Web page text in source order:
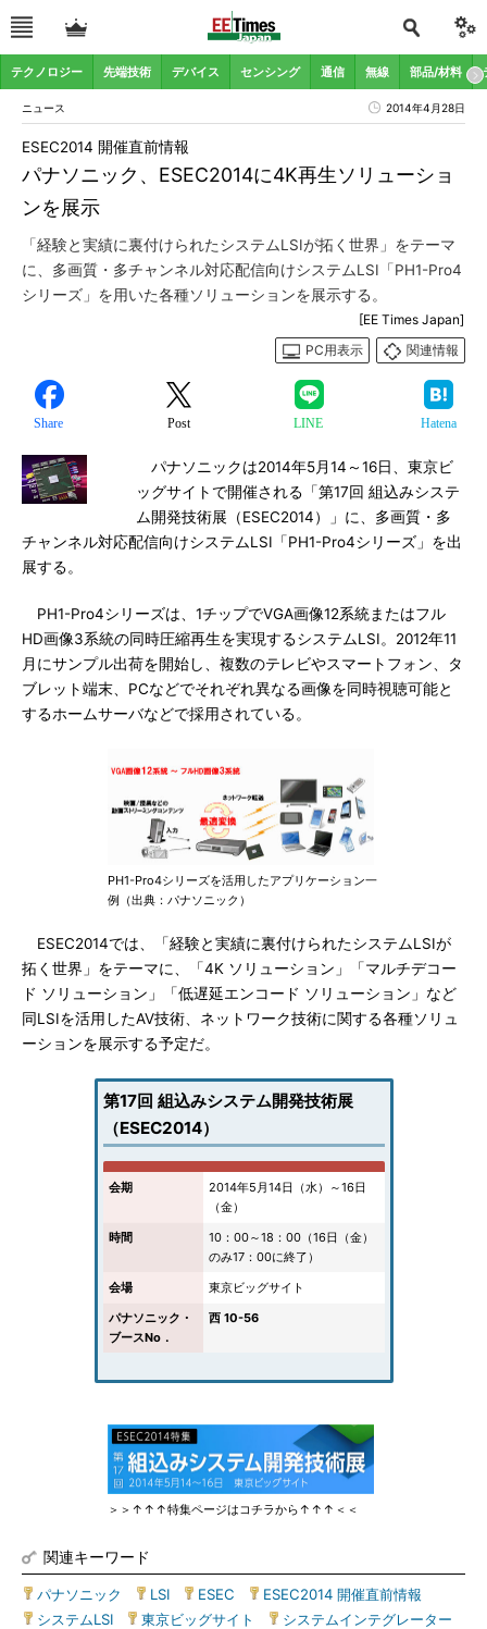
テクノロジー 先端技術 デバイス センシング 通信 無線 部品/材料
ニュース 2014年4月28日
パナソニック、ESEC2014に4K再生ソリューショ
ンを展示
ESEC2014 開催直前情報
「経験と実績に裏付けられたシステムLSIが拓く世界」をテーマ
に、多画質・多チャンネル対応配信向けシステムLSI「PH1-Pro4
シリーズ」を用いた各種ソリューションを展示する。
[EE Times Japan]
PC用表示
関連情報
Share Post LINE Hatena
パナソニックは2014年5月14～16日、東京ビ
ッグサイトで開催される「第17回 組込みシステ
ム開発技術展（ESEC2014）」に、多画質・多
チャンネル対応配信向けシステムLSI「PH1-Pro4シリーズ」を出
展する。
PH1-Pro4シリーズは、1チップでVGA画像12系統またはフル
HD画像3系統の同時圧縮再生を実現するシステムLSI。2012年11
月にサンプル出荷を開始し、複数のテレビやスマートフォン、タ
ブレット端末、PCなどでそれぞれ異なる画像を同時視聴可能と
するホームサーバなどで採用されている。
PH1-Pro4シリーズを活用したアプリケーション一
例（出典：パナソニック）
ESEC2014では、「経験と実績に裏付けられたシステムLSIが
拓く世界」をテーマに、「4K ソリューション」「マルチデコー
ド ソリューション」「低遅延エンコード ソリューション」など
同LSIを活用したAV技術、ネットワーク技術に関する各種ソリュ
ーションを展示する予定だ。
第17回 組込みシステム開発技術展
（ESEC2014）
会期
2014年5月14日（水）～16日
（金）
時間
10：00～18：00（16日（金）
のみ17：00に終了）
会場
東京ビッグサイト
パナソニック・
ブースNo．
西 10-56
＞＞↑↑↑特集ページはコチラから↑↑↑＜＜
関連キーワード
パナソニック LSI ESEC ESEC2014 開催直前情報
システムLSI
東京ビッグサイト システムインテグレーター